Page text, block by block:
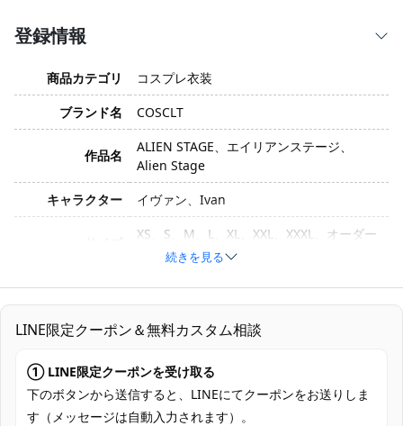
登録情報
商品カテゴリ
コスプレ衣装
ブランド名
COSCLT
作品名
ALIEN STAGE、エイリアンステージ、
Alien Stage
キャラクター
イヴァン、Ivan
XS、S、M、L、XL、XXL、XXXL、オーダー
メイド
素材
コスプレ専用生地
セット内容
上着、ベスト、ズボン、手袋、ベルト、飾
りチェーン
発送予定
加工に7～15営業日、配送に5～7営業日
（※土日祝除く）、合計で12～22営業日程
度でお届け
続きを見る
LINE限定クーポン＆無料カスタム相談
① LINE限定クーポンを受け取る
下のボタンから送信すると、LINEにてクーポンをお送りしま
す（メッセージは自動入力されます）。